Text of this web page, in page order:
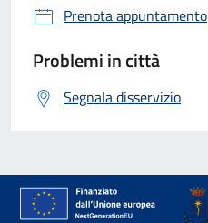
Prenota appuntamento
Problemi in città
Segnala disservizio